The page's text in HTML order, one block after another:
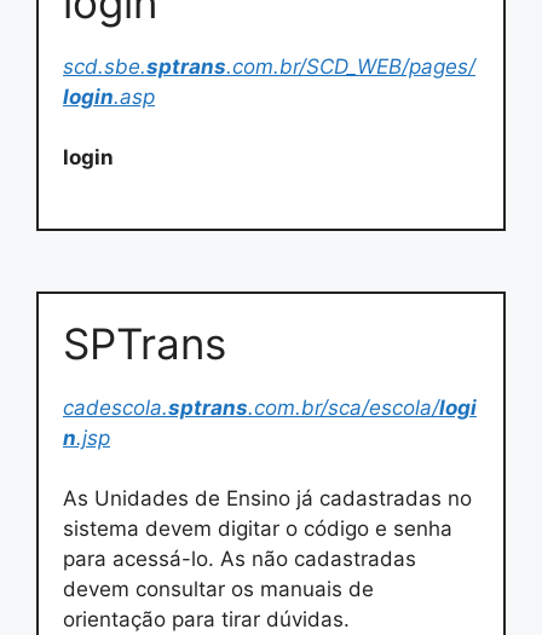
scd.sbe.sptrans.com.br/SCD_WEB/pages/
login.asp
login
SPTrans
cadescola.sptrans.com.br/sca/escola/logi
n.jsp
As Unidades de Ensino já cadastradas no
sistema devem digitar o código e senha
para acessá-lo. As não cadastradas
devem consultar os manuais de
orientação para tirar dúvidas.